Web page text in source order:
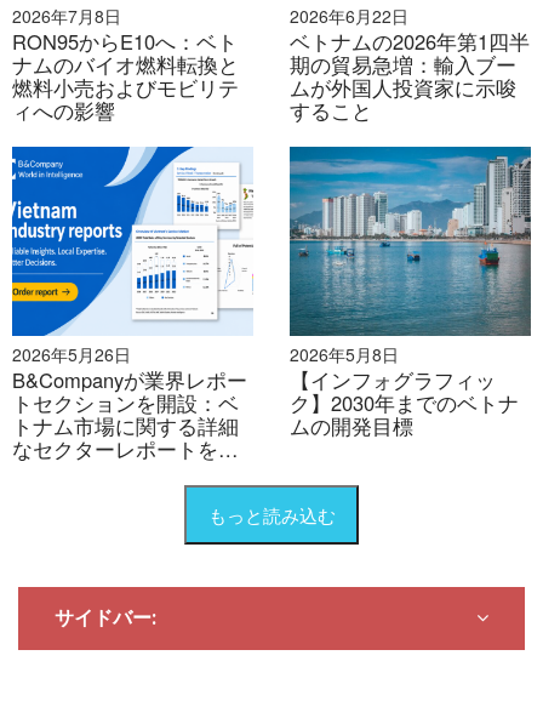
2026年7月8日
RON95からE10へ：ベト
ナムのバイオ燃料転換と
燃料小売およびモビリテ
ィへの影響
2026年6月22日
ベトナムの2026年第1四半
期の貿易急増：輸入ブー
ムが外国人投資家に示唆
すること
2026年5月26日
B&Companyが業界レポー
トセクションを開設：ベ
トナム市場に関する詳細
なセクターレポートを提
2026年5月8日
【インフォグラフィッ
ク】2030年までのベトナ
ムの開発目標
もっと読み込む
サイドバー: